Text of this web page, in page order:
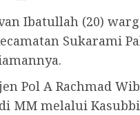
Ibatullah (20)
Sukarami
Pol A Rachmad
MM melalui